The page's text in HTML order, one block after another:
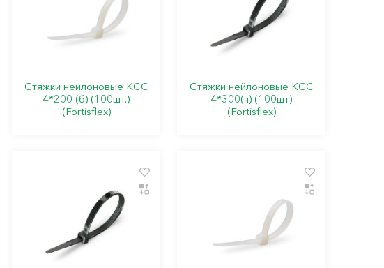
Стяжки нейлоновые КСС
4*200 (б) (100шт.)
(Fortisflex)
Стяжки нейлоновые КСС
4*300(ч) (100шт)
(Fortisflex)